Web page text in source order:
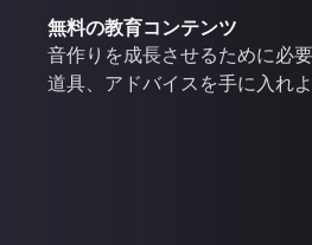
無料の教育コンテンツ
音作りを成長させるために必要
道具、アドバイスを手に入れよ